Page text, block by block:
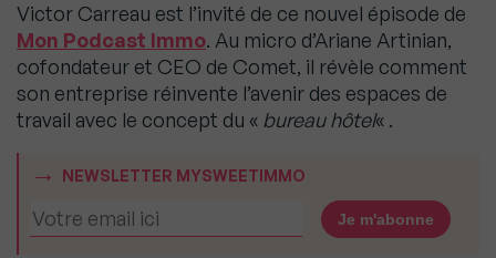
Victor Carreau est l’invité de ce nouvel épisode de
Mon Podcast Immo. Au micro d’Ariane Artinian,
cofondateur et CEO de Comet, il révèle comment
son entreprise réinvente l’avenir des espaces de
travail avec le concept du « bureau hôtel« .
NEWSLETTER MYSWEETIMMO